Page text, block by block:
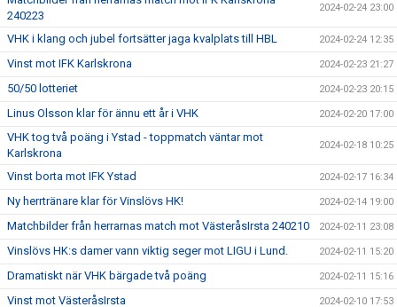
240223
2024-02-24 23:00
VHK i klang och jubel fortsätter jaga kvalplats till HBL 2024-02-24 12:35
Vinst mot IFK Karlskrona 2024-02-23 21:27
50/50 lotteriet 2024-02-23 20:15
Linus Olsson klar för ännu ett år i VHK 2024-02-20 17:00
VHK tog två poäng i Ystad - toppmatch väntar mot
Karlskrona
2024-02-18 10:25
Vinst borta mot IFK Ystad 2024-02-17 16:34
Ny herrtränare klar för Vinslövs HK! 2024-02-14 19:00
Matchbilder från herrarnas match mot VästeråsIrsta 240210 2024-02-11 23:08
Vinslövs HK:s damer vann viktig seger mot LIGU i Lund. 2024-02-11 15:20
Dramatiskt när VHK bärgade två poäng 2024-02-11 15:16
Vinst mot VästeråsIrsta 2024-02-10 17:53